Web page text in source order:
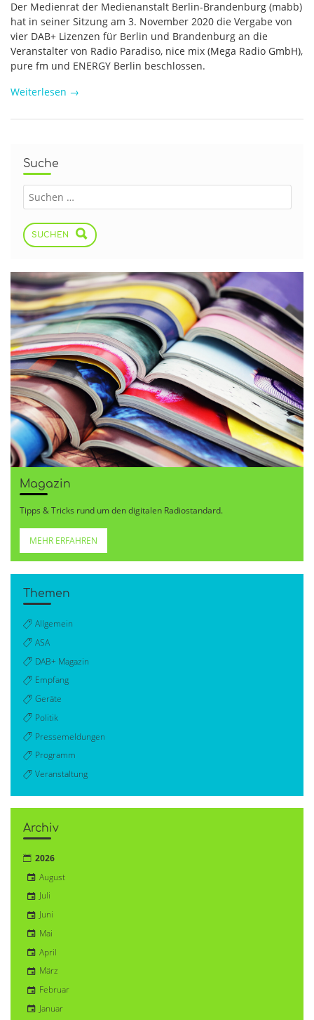
Der Medienrat der Medienanstalt Berlin-Brandenburg (mabb)
hat in seiner Sitzung am 3. November 2020 die Vergabe von
vier DAB+ Lizenzen für Berlin und Brandenburg an die
Veranstalter von Radio Paradiso, nice mix (Mega Radio GmbH),
pure fm und ENERGY Berlin beschlossen.
Weiterlesen →
Suche
SUCHEN
Magazin
Tipps & Tricks rund um den digitalen Radiostandard.
MEHR ERFAHREN
Themen
Allgemein
ASA
DAB+ Magazin
Empfang
Geräte
Politik
Pressemeldungen
Programm
Veranstaltung
Archiv
2026
August
Juli
Juni
Mai
April
März
Februar
Januar